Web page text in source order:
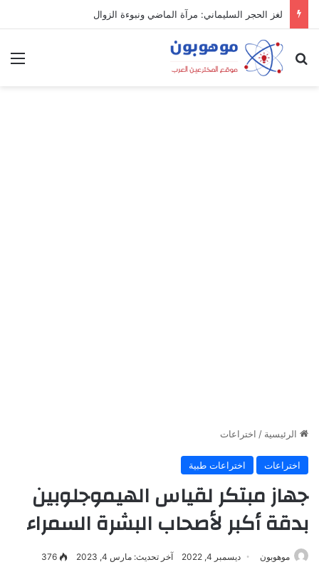
لغز الحجر السليماني: مرآة الماضي ونبوءة الزوال
بحث عن
الرئيسية / اختراعات
اختراعات اختراعات طبية
جهاز مبتكر لقياس الهيموجلوبين
بدقة أكبر لأصحاب البشرة السمراء
موهوبون ديسمبر 4, 2022 آخر تحديث: مارس 4, 2023 376